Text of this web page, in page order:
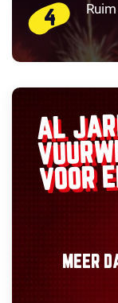
AL
VOOR
MEER